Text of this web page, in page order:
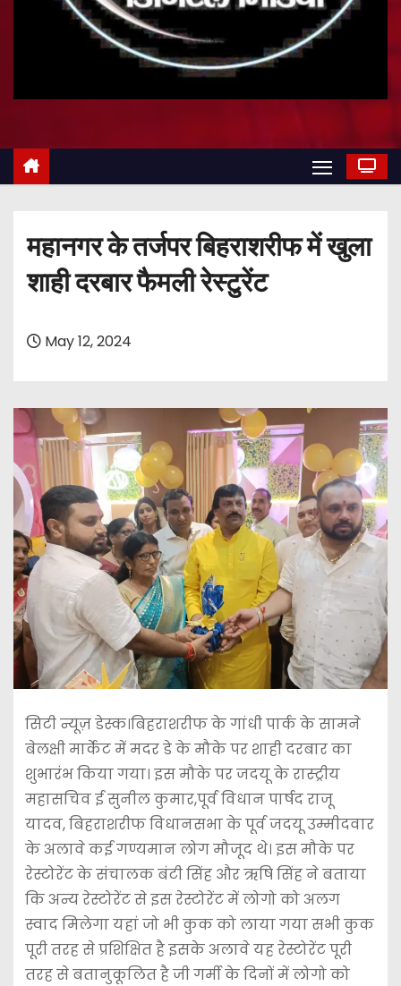
महानगर के तर्जपर बिहराशरीफ में खुला
शाही दरबार फैमली रेस्टुरेंट
May 12, 2024
सिटी न्यूज़ डेस्क।बिहराशरीफ के गांधी पार्क के सामने
बेलक्षी मार्केट में मदर डे के मौके पर शाही दरबार का
शुभारंभ किया गया। इस मौके पर जदयू के रास्ट्रीय
महासचिव ई सुनील कुमार,पूर्व विधान पार्षद राजू
यादव, बिहराशरीफ विधानसभा के पूर्व जदयू उम्मीदवार
के अलावे कई गण्यमान लोग मौजूद थे। इस मौके पर
रेस्टोरेंट के संचालक बंटी सिंह और ऋषि सिंह ने बताया
कि अन्य रेस्टोरेंट से इस रेस्टोरेंट में लोगो को अलग
स्वाद मिलेगा यहां जो भी कुक को लाया गया सभी कुक
पूरी तरह से प्रशिक्षित है इसके अलावे यह रेस्टोरेंट पूरी
तरह से बतानुकूलित है जी गर्मी के दिनों में लोगो को